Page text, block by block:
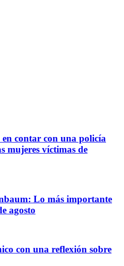
contar con una policía
mujeres víctimas de
Lo más importante
agosto
con una reflexión sobre